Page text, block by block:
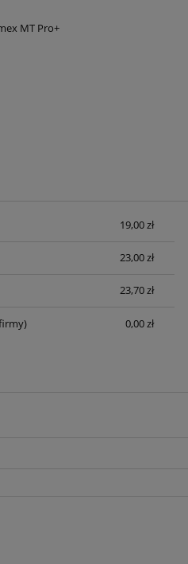
MT Pro+
ewentualnych kosztów19,00 zł
23,00 zł
23,70 zł
0,00 zł